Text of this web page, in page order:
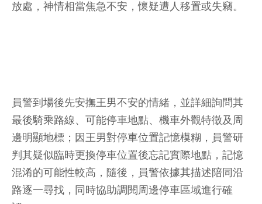
放處，神情相當焦急不安，懷疑遭人移置或失竊。
員警到場後先安撫王男不安的情緒，並詳細詢問其
最後騎乘路線、可能停車地點、機車外觀特徵及周
邊明顯地標；因王男對停車位置記憶模糊，員警研
判其疑似臨時更換停車位置後忘記實際地點，記憶
混淆的可能性較高，隨後，員警依據其描述陪同沿
路逐一尋找，同時協助調閱周邊停車區域進行確